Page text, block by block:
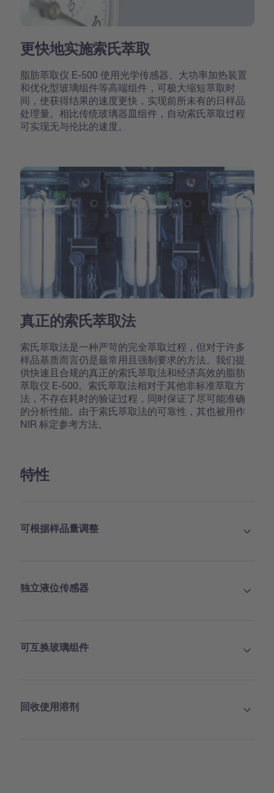
更快地实施索氏萃取
脂肪萃取仪 E-500 使用光学传感器、大功率加热装置
和优化型玻璃组件等高端组件，可极大缩短萃取时
间，使获得结果的速度更快，实现前所未有的日样品
处理量。相比传统玻璃器皿组件，自动索氏萃取过程
可实现无与伦比的速度。
真正的索氏萃取法
索氏萃取法是一种严苛的完全萃取过程，但对于许多
样品基质而言仍是最常用且强制要求的方法。我们提
供快速且合规的真正的索氏萃取法和经济高效的脂肪
萃取仪 E-500。索氏萃取法相对于其他非标准萃取方
法，不存在耗时的验证过程，同时保证了尽可能准确
的分析性能。由于索氏萃取法的可靠性，其也被用作
NIR 标定参考方法。
特性
可根据样品量调整
独立液位传感器
可互换玻璃组件
回收使用溶剂